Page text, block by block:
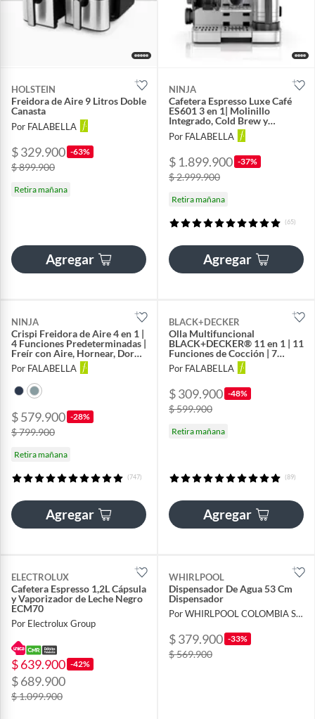
HOLSTEIN
Freidora de Aire 9 Litros Doble
Canasta
Por FALABELLA
$ 329.900 -63%
$ 899.900
Retira mañana
Agregar
NINJA
Cafetera Espresso Luxe Café
ES601 3 en 1| Molinillo
Integrado, Cold Brew y
Espumador Automático
Por FALABELLA
$ 1.899.900 -37%
$ 2.999.900
Retira mañana
(65)
Agregar
NINJA
Crispi Freidora de Aire 4 en 1 |
4 Funciones Predeterminadas |
Freír con Aire, Hornear, Dorar,
Recalentar | Incluye
Recipientes en Vidrio 3,8 Lt y
1,4 Lt con Tapas y Adaptadores
| 1500 W | FN101GY
Por FALABELLA
$ 579.900 -28%
$ 799.900
Retira mañana
(747)
Agregar
BLACK+DECKER
Olla Multifuncional
BLACK+DECKER® 11 en 1 | 11
Funciones de Cocción | 7
Funciones de Olla a Presión y
7 Funciones sin Presión| 9
Capacidad 5.7 Litros | PR100B
Por FALABELLA
$ 309.900 -48%
$ 599.900
Retira mañana
(89)
Agregar
ELECTROLUX
Cafetera Espresso 1,2L Cápsula
y Vaporizador de Leche Negro
ECM70
Por Electrolux Group
$ 639.900 -42%
$ 689.900
$ 1.099.900
WHIRLPOOL
Dispensador De Agua 53 Cm
Dispensador
Por WHIRLPOOL COLOMBIA S A S
$ 379.900 -33%
$ 569.900